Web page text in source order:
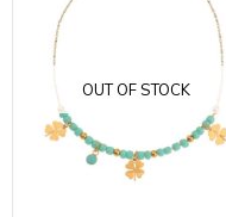
OUT OF STOCK